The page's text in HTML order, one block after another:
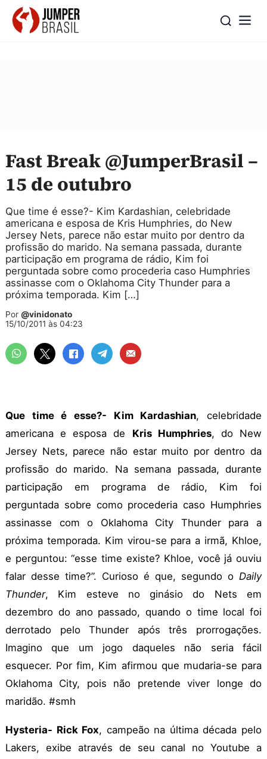
Fast Break @JumperBrasil –
15 de outubro
Que time é esse?- Kim Kardashian, celebridade
americana e esposa de Kris Humphries, do New
Jersey Nets, parece não estar muito por dentro da
profissão do marido. Na semana passada, durante
participação em programa de rádio, Kim foi
perguntada sobre como procederia caso Humphries
assinasse com o Oklahoma City Thunder para a
próxima temporada. Kim […]
Por @vinidonato
15/10/2011 às 04:23
Que time é esse?- Kim Kardashian, celebridade
americana e esposa de Kris Humphries, do New
Jersey Nets, parece não estar muito por dentro da
profissão do marido. Na semana passada, durante
participação em programa de rádio, Kim foi
perguntada sobre como procederia caso Humphries
assinasse com o Oklahoma City Thunder para a
próxima temporada. Kim virou-se para a irmã, Khloe,
e perguntou: “esse time existe? Khloe, você já ouviu
falar desse time?”. Curioso é que, segundo o Daily
Thunder, Kim esteve no ginásio do Nets em
dezembro do ano passado, quando o time local foi
derrotado pelo Thunder após três prorrogações.
Imagino que um jogo daqueles não seria fácil
esquecer. Por fim, Kim afirmou que mudaria-se para
Oklahoma City, pois não pretende viver longe do
maridão. #smh
Hysteria- Rick Fox, campeão na última década pelo
Lakers, exibe através de seu canal no Youtube a